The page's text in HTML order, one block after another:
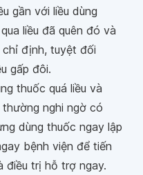
gần với liều dùng
liều đã quên đó và
định, tuyệt đối
gấp đôi.
thuốc quá liều và
nghi ngờ có
dùng thuốc ngay lập
bệnh viện để tiến
điều trị hỗ trợ ngay.